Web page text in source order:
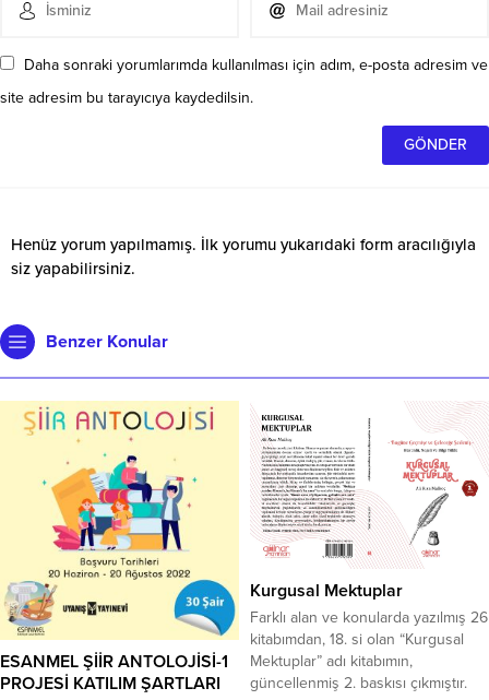
Daha sonraki yorumlarımda kullanılması için adım, e-posta adresim ve
site adresim bu tarayıcıya kaydedilsin.
Henüz yorum yapılmamış. İlk yorumu yukarıdaki form aracılığıyla
siz yapabilirsiniz.
Benzer Konular
ESANMEL ŞİİR ANTOLOJİSİ-1
PROJESİ KATILIM ŞARTLARI
Kurgusal Mektuplar
Farklı alan ve konularda yazılmış 26
kitabımdan, 18. si olan “Kurgusal
Mektuplar” adı kitabımın,
güncellenmiş 2. baskısı çıkmıştır.